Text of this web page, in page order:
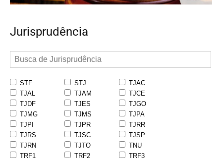
Jurisprudência
STF STJ
TJAC
TJAL
TJAM
TJCE
TJDF
TJES
TJGO
TJMG
TJMS
TJPA
TJPI
TJPR
TJRR
TJRS
TJSC
TJSP
TJRN
TJTO
TNU
TRF1
TRF2
TRF3